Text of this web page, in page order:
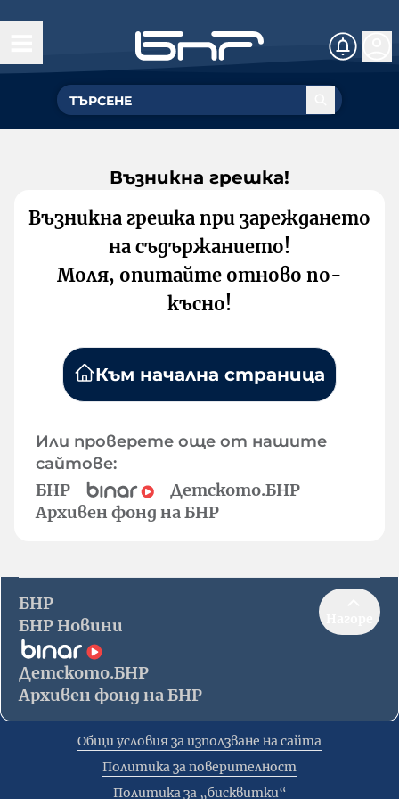
Възникна грешка!
Възникна грешка при зареждането
на съдържанието!
Моля, опитайте отново по-
късно!
Към начална страница
Или проверете още от нашите
сайтове:
БНР
Детското.БНР
Архивен фонд на БНР
БНР
БНР Новини
Детското.БНР
Архивен фонд на БНР
Общи условия за използване на сайта
Политика за поверителност
Политика за „бисквитки“